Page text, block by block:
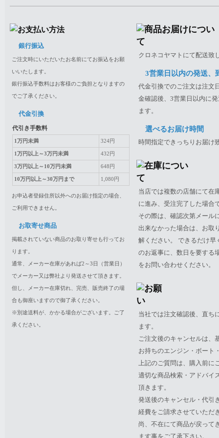
銀行振込
ご注文時にいただいたお名前にてお振込をお願
いいたします。
銀行振込手数料はお客様のご負担となりますの
でご了承ください。
代金引換
代引き手数料
1万円未満 324円
1万円以上～3万円未満 432円
3万円以上～10万円未満 648円
10万円以上～30万円まで 1,080円
お申込者登録住所以外へのお届け指定の場合、
ご利用できません。
お取寄せ商品
掲載されていない商品のお取り寄せも行ってお
ります。
通常、メーカー在庫があれば2～3日（営業日）
でメーカー又は弊社より発送させて頂きます。
但し、メーカー在庫切れ、完売、販売終了の場
合も御座いますので御了承ください。
※別途送料が、かかる場合がございます。ご了
承ください。
クロネコヤマトにて配送致
3営業日以内の発送、
代金引換でのご注文は注文
金確認後、3営業日以内に
ます。
選べるお届け時間
時間指定できっちりお届け
当店では複数の店舗にて在
に進み、受注完了した場合
その際は、確認次第メール
出来なかった場合は、お取
解ください。 できるだけ
のお返事に、数日を要する
をお問い合わせください。
当社では注文確認後、直ち
ます。
ご注文後のキャンセルは、
お持ちのエンジン・ボート
上記のご質問は、購入前に
適切な商品検索・アドバイ
頂きます。
発送後のキャンセル・代引
経費をご請求させていただ
尚、不在にて商品が戻って
ます事をご了承下さい。